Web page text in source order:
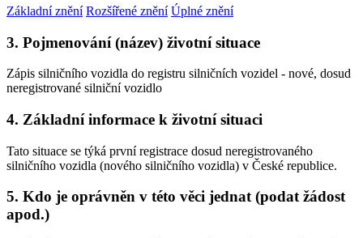
Základní znění Rozšířené znění Úplné znění
3. Pojmenování (název) životní situace
Zápis silničního vozidla do registru silničních vozidel - nové, dosud
neregistrované silniční vozidlo
4. Základní informace k životní situaci
Tato situace se týká první registrace dosud neregistrovaného
silničního vozidla (nového silničního vozidla) v České republice.
5. Kdo je oprávněn v této věci jednat (podat žádost
apod.)